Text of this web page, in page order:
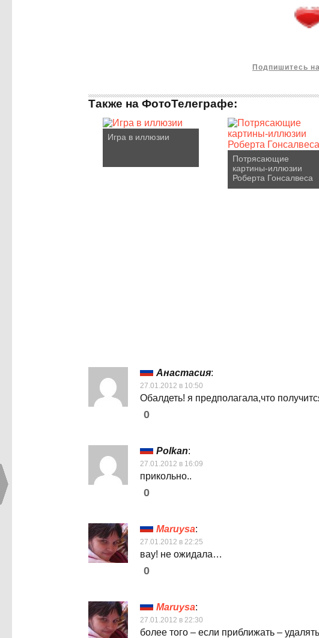
Подпишитесь
Также на ФотоТелеграфе:
Игра в иллюзии
Потрясающие
картины-иллюзии
Роберта Гонсалвеса
Анастасия:
27.01.2012 в 10:50
Обалдеть! я предполагала,что
0
Polkan:
27.01.2012 в 16:09
прикольно..
0
Maruysa:
27.01.2012 в 22:25
вау! не ожидала…
0
Maruysa:
27.01.2012 в 22:30
более того – если приближать –